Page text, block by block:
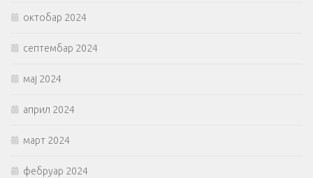
октобар 2024
септембар 2024
мај 2024
април 2024
март 2024
фебруар 2024